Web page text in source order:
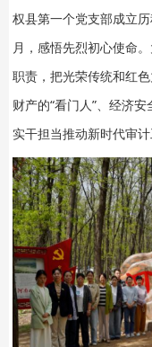
权县第一个党支部成立
月，感悟先烈初心使命
职责，把光荣传统和红
财产的“看门人”、经济
实干担当推动新时代审计